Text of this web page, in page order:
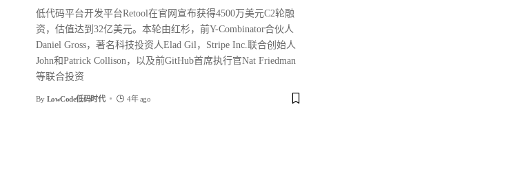
低代码平台开发平台Retool在官网宣布获得4500万美元C2轮融
资，估值达到32亿美元。本轮由红杉，前Y-Combinator合伙人
Daniel Gross，著名科技投资人Elad Gil，Stripe Inc.联合创始人
John和Patrick Collison，以及前GitHub首席执行官Nat Friedman
等联合投资
By LowCode低码时代 4年 ago